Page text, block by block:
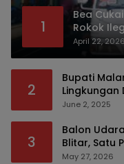
1
Bea
Rokok
April 22, 2026
2
Bupati
Lingkungan
Modus
June 2, 2025
3
Balon
Blitar, Satu
Serius
May 27, 2026